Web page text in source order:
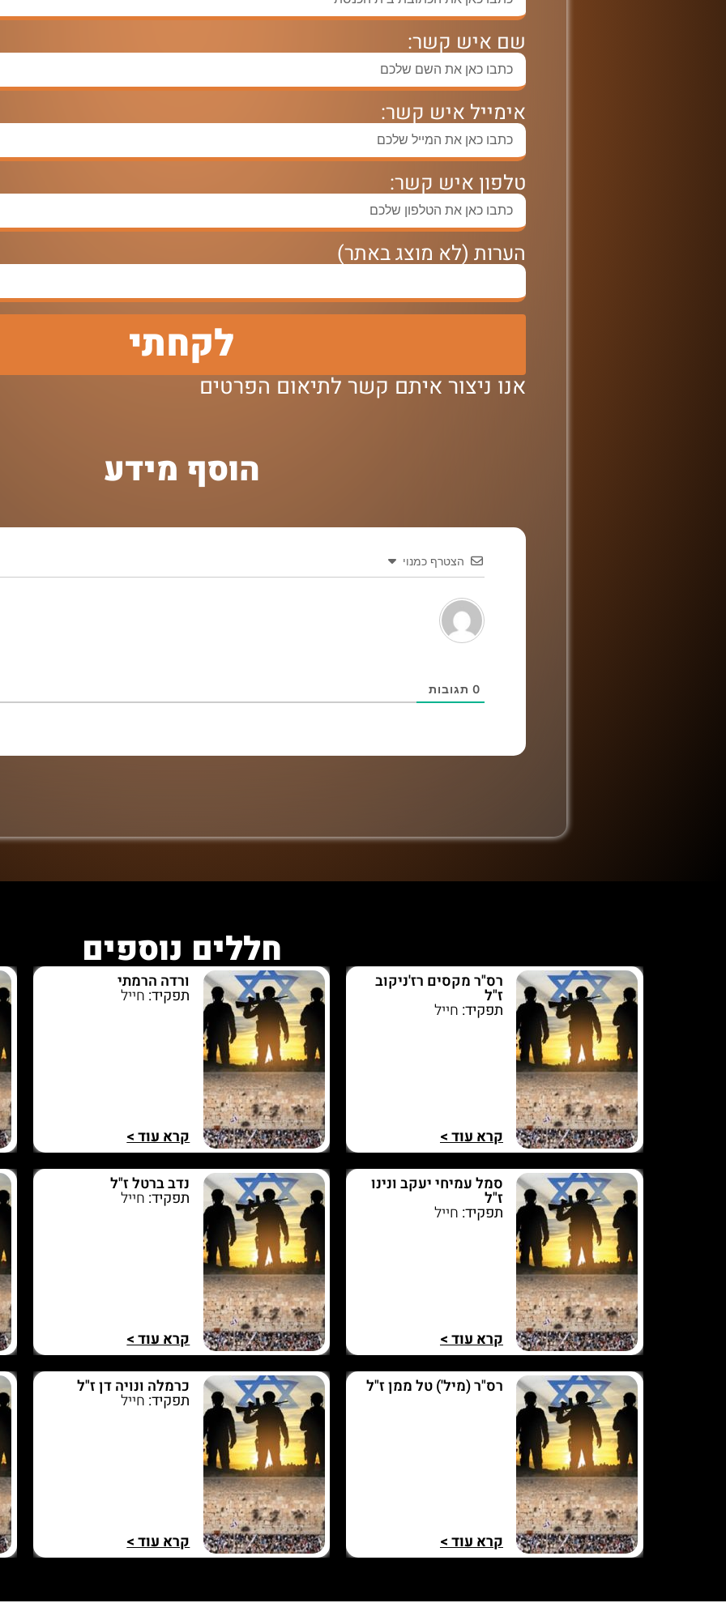
שם איש קשר:
אימייל איש קשר:
טלפון איש קשר:
הערות (לא מוצג באתר)
לקחתי
אנו ניצור איתם קשר לתיאום הפרטים
הוסף מידע
הצטרף כמנוי
0 תגובות
חללים נוספים
רס"ר מקסים רז'ניקוב
ז"ל
תפקיד: חייל
קרא עוד >
ורדה הרמתי
תפקיד: חייל
קרא עוד >
סמל עמיחי יעקב ונינו
ז"ל
תפקיד: חייל
קרא עוד >
נדב ברטל ז"ל
תפקיד: חייל
קרא עוד >
רס"ר (מיל') טל ממן ז"ל
קרא עוד >
כרמלה ונויה דן ז"ל
תפקיד: חייל
קרא עוד >